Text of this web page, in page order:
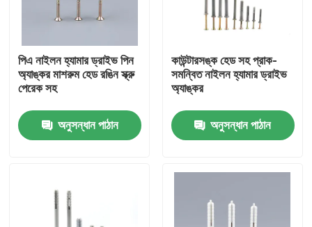
আমাদের সম্পর্কে
কারখানা ভ্রমণ
আমাদের সাথে যোগাযোগ করুন
পিএ নাইলন হ্যামার ড্রাইভ পিন
অ্যাঙ্কর মাশরুম হেড রঙিন স্ক্রু
পেরেক সহ
অনুসন্ধান পাঠান
কাউন্টারসঙ্ক হেড সহ প্রাক-
সমন্বিত নাইলন হ্যামার ড্রাইভ
অ্যাঙ্কর
অনুসন্ধান পাঠান